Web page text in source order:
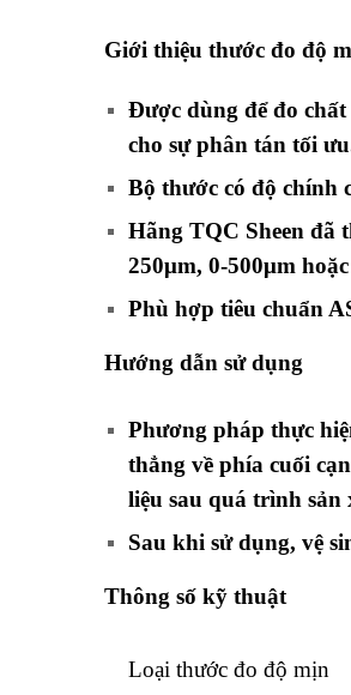
Giới thiệu thước đo độ
Được dùng để đo
cho sự phân tán tối
Bộ thước có độ chính
Hãng TQC Sheen đã
250μm, 0-500μm
Phù hợp tiêu chuẩn
Hướng dẫn sử dụng
Phương pháp thực
thẳng về phía cuối
liệu sau quá trình sản
Sau khi sử dụng, vệ
Thông số kỹ thuật
Loại thước đo độ mịn